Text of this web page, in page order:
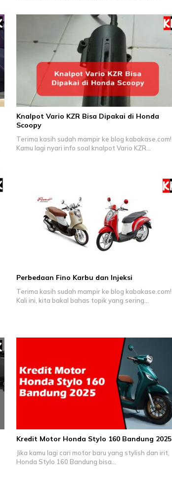
Knalpot Vario KZR Bisa Dipakai di Honda
Scoopy
Terima kasih sudah mampir ke blog kabakase.com!
Kamu lagi nyari info soal knalpot Vario KZR…
Perbedaan Fino Karbu dan Injeksi
Terima kasih sudah mampir ke blog kabakase.com!
Kali ini, kita bakal bahas topik yang sering…
Kredit Motor Honda Stylo 160 Bandung 2025
Jika kamu lagi cari motor baru yang stylish dan irit,
Honda Stylo 160 Bandung bisa…